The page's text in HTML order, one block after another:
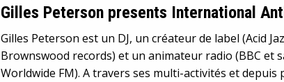
Gilles Peterson presents International
Gilles Peterson est un DJ, un créateur de label (Acid
Brownswood records) et un animateur radio (BBC et
Worldwide FM). A travers ses multi-activités et depuis